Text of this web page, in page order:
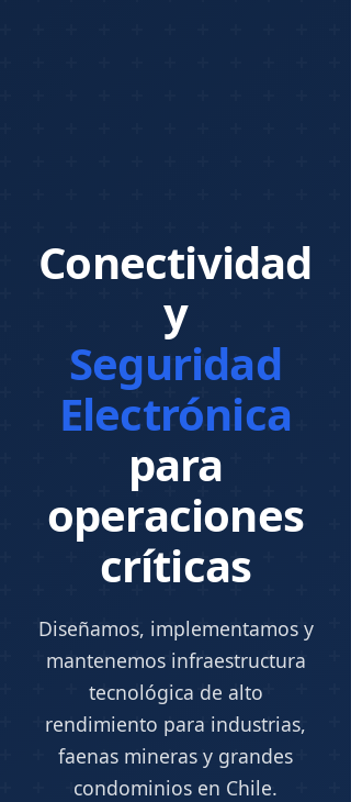
Conectividad
y
Seguridad
Electrónica
para
operaciones
críticas
Diseñamos, implementamos y
mantenemos infraestructura
tecnológica de alto
rendimiento para industrias,
faenas mineras y grandes
condominios en Chile.